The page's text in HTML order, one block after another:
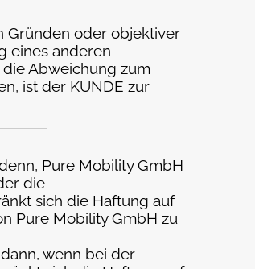
Gründen oder objektiver
eines anderen
Abweichung zum
ist der KUNDE zur
Pure Mobility GmbH
die
sich die Haftung auf
Pure Mobility GmbH zu
wenn bei der